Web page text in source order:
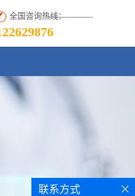
全国咨询热线：
联系方式